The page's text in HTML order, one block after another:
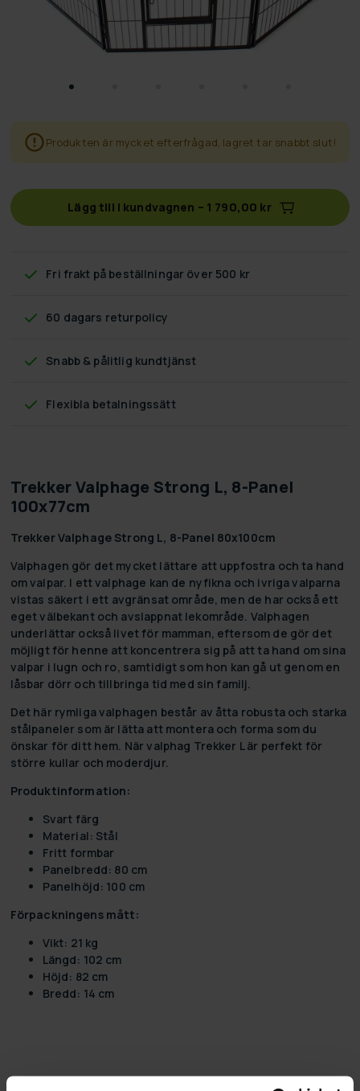
Produkten är mycket efterfrågad, lagret tar snabbt slut!
Lägg till i kundvagnen – 1 790,00 kr
Fri frakt på beställningar över 500 kr
60 dagars returpolicy
Snabb & pålitlig kundtjänst
Flexibla betalningssätt
Trekker Valphage Strong L, 8-Panel
100x77cm
Trekker Valphage Strong L, 8-Panel 80x100cm
Valphagen gör det mycket lättare att uppfostra och ta hand
om valpar. I ett valphage kan de nyfikna och ivriga valparna
vistas säkert i ett avgränsat område, men de har också ett
eget välbekant och avslappnat lekområde. Valphagen
underlättar också livet för mamman, eftersom de gör det
möjligt för henne att koncentrera sig på att ta hand om sina
valpar i lugn och ro, samtidigt som hon kan gå ut genom en
låsbar dörr och tillbringa tid med sin familj.
Det här rymliga valphagen består av åtta robusta och starka
stålpaneler som är lätta att montera och forma som du
önskar för ditt hem. När valphag Trekker L är perfekt för
större kullar och moderdjur.
Produktinformation:
Svart färg
Material: Stål
Fritt formbar
Panelbredd: 80 cm
Panelhöjd: 100 cm
Förpackningens mått:
Vikt: 21 kg
Längd: 102 cm
Höjd: 82 cm
Bredd: 14 cm